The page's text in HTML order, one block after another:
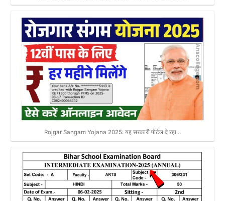
Rojgar Sangam Yojana 2025: यह सरकारी पोर्टल दे रहा…